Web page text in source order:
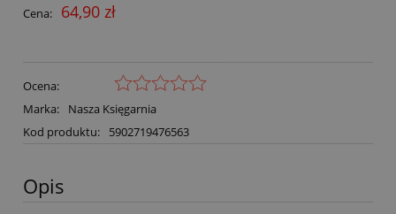
Cena: 64,90 zł
Ocena:
Marka:
Nasza Księgarnia
Kod produktu:
5902719476563
Opis